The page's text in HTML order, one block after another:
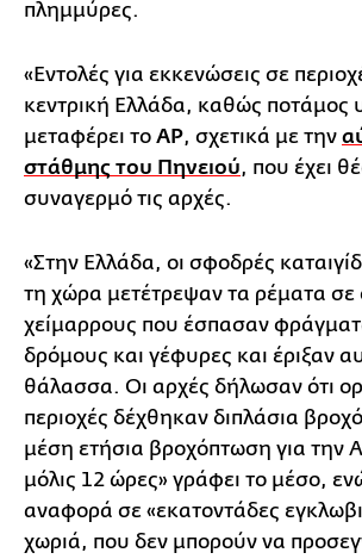
πλημμύρες.
«Εντολές για εκκενώσεις σε
κεντρική Ελλάδα, καθώς ποτάμος
μεταφέρει το AP, σχετικά με την
στάθμης του Πηνειού, που έχει
συναγερμό τις αρχές.
«Στην Ελλάδα, οι σφοδρές
τη χώρα μετέτρεψαν τα ρέματα σε
χείμαρρους που έσπασαν
δρόμους και γέφυρες και έριξαν
θάλασσα. Οι αρχές δήλωσαν ότι
περιοχές δέχθηκαν διπλάσια
μέση ετήσια βροχόπτωση για την
μόλις 12 ώρες» γράφει το μέσο,
αναφορά σε «εκατοντάδες
χωριά, που δεν μπορούν να